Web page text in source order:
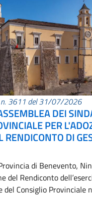
n. 3611 del 31/07/2026
DEI
PER
RENDICONTO DI
di Benevento,
del Rendiconto
del Consiglio Provinciale